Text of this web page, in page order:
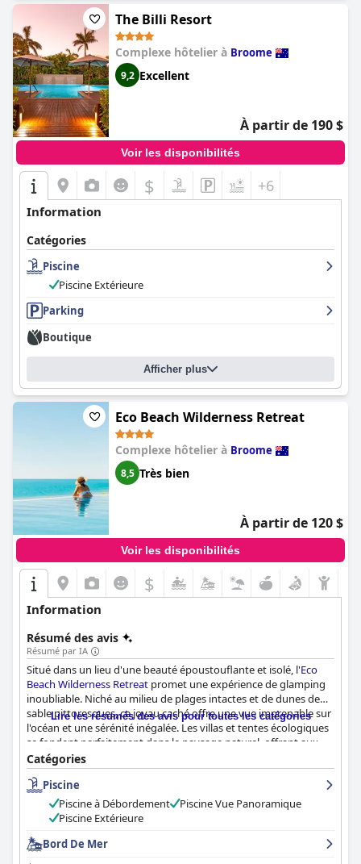
The Billi Resort
Complexe hôtelier à Broome
9,2 Excellent
À partir de 190 $
Voir les disponibilités
$ +6
Information
Catégories
Piscine
Piscine Extérieure
Parking
Boutique
Afficher plus
Eco Beach Wilderness Retreat
Complexe hôtelier à Broome
8,5 Très bien
À partir de 120 $
Voir les disponibilités
$
Information
Résumé des avis
Résumé par IA
Situé dans un lieu d'une beauté époustouflante et isolé, l'Eco
Beach Wilderness Retreat promet une expérience de glamping
inoubliable. Niché au milieu de plages intactes et de dunes de
sable pittoresques, ce joyau caché offre une vue imprenable sur
l'océan et une sérénité inégalée. Les villas et tentes écologiques
se fondent parfaitement dans le paysage naturel, offrant aux
clients une expérience paisible et immergée dans la nature,
directement à leur porte.
Les installations du complexe sont exceptionnelles, avec des
chambres bien entretenues offrant une vue imprenable sur
environnement spacieux et relaxant. Les clients apprécient
Lire les résumés des avis pour toutes les catégories
Catégories
Piscine
Piscine à Débordement
Piscine Vue Panoramique
Piscine Extérieure
Bord De Mer